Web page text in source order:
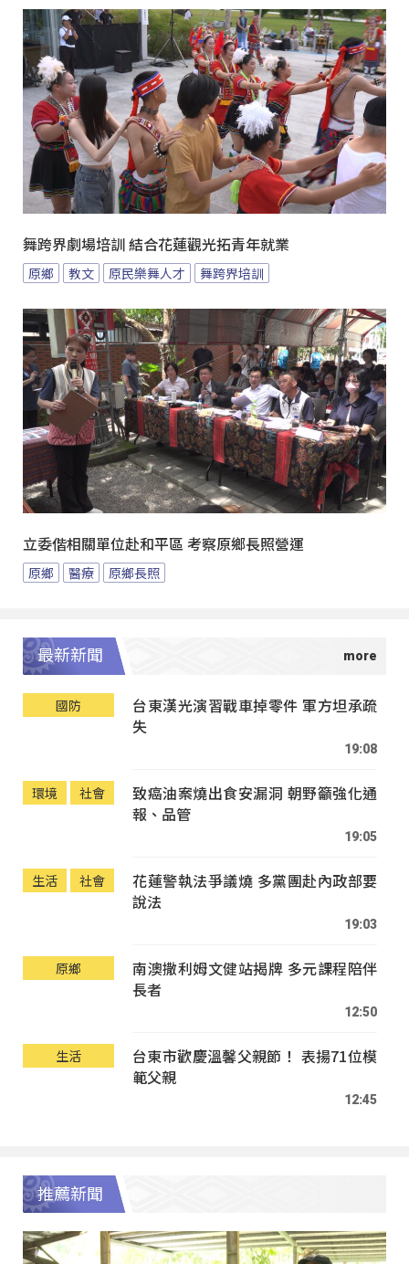
舞跨界劇場培訓 結合花蓮觀光拓青年就業
原鄉 教文 原民樂舞人才 舞跨界培訓
立委偕相關單位赴和平區 考察原鄉長照營運
原鄉 醫療 原鄉長照
最新新聞
國防
台東漢光演習戰車掉零件 軍方坦承疏
失
19:08
環境 社會
致癌油案燒出食安漏洞 朝野籲強化通
報、品管
19:05
生活 社會
花蓮警執法爭議燒 多黨團赴內政部要
說法
19:03
原鄉
南澳撒利姆文健站揭牌 多元課程陪伴
長者
12:50
生活
台東市歡慶溫馨父親節！ 表揚71位模
範父親
12:45
推薦新聞